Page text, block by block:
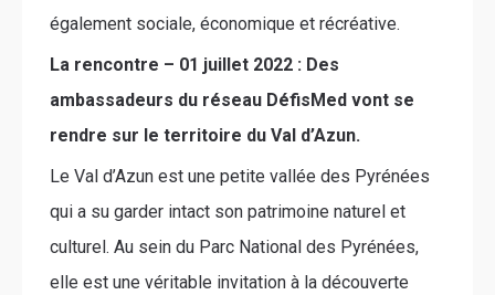
également sociale, économique et récréative.
La rencontre – 01 juillet 2022 : Des
ambassadeurs du réseau DéfisMed vont se
rendre sur le territoire du Val d’Azun.
Le Val d’Azun est une petite vallée des Pyrénées
qui a su garder intact son patrimoine naturel et
culturel. Au sein du Parc National des Pyrénées,
elle est une véritable invitation à la découverte